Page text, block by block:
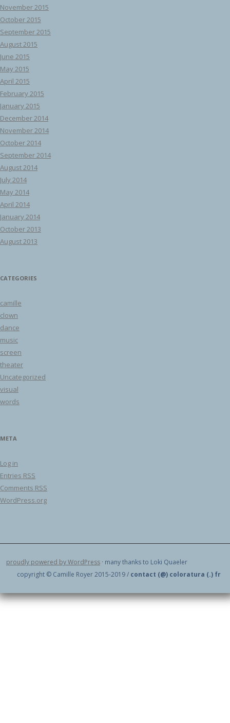
November 2015
October 2015
September 2015
August 2015
June 2015
May 2015
April 2015
February 2015
January 2015
December 2014
November 2014
October 2014
September 2014
August 2014
July 2014
May 2014
April 2014
January 2014
October 2013
August 2013
CATEGORIES
camille
clown
dance
music
screen
theater
Uncategorized
visual
words
META
Log in
Entries RSS
Comments RSS
WordPress.org
proudly powered by WordPress · many thanks to Loki Quaeler
copyright © Camille Royer 2015-2019 / contact (@) coloratura (.) fr